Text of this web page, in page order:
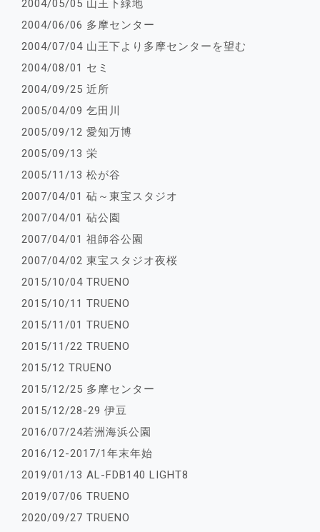
2004/05/05 山王下緑地
2004/06/06 多摩センター
2004/07/04 山王下より多摩センターを望む
2004/08/01 セミ
2004/09/25 近所
2005/04/09 乞田川
2005/09/12 愛知万博
2005/09/13 栄
2005/11/13 松が谷
2007/04/01 砧～東宝スタジオ
2007/04/01 砧公園
2007/04/01 祖師谷公園
2007/04/02 東宝スタジオ夜桜
2015/10/04 TRUENO
2015/10/11 TRUENO
2015/11/01 TRUENO
2015/11/22 TRUENO
2015/12 TRUENO
2015/12/25 多摩センター
2015/12/28-29 伊豆
2016/07/24若洲海浜公園
2016/12-2017/1年末年始
2019/01/13 AL-FDB140 LIGHT8
2019/07/06 TRUENO
2020/09/27 TRUENO